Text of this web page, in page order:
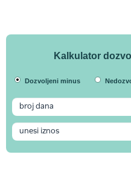
Kalkulator
Dozvoljeni minus